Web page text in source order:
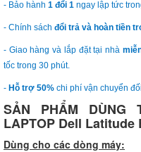
- Bảo hành 1 đổi 1 ngay lập tức
- Chính sách đổi trả và hoàn tiền
- Giao hàng và lắp đặt tại nhà
tốc trong 30 phút.
- Hỗ trợ 50% chi phí vận chuyển
SẢN PHẨM DÙNG
LAPTOP Dell Latitude
Dùng cho các dòng máy: